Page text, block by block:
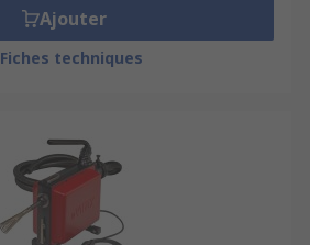
Ajouter
Fiches techniques